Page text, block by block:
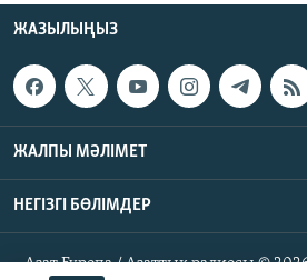
ЖАЗЫЛЫҢЫЗ
ЖАЛПЫ МӘЛІМЕТ
НЕГІЗГІ БӨЛІМДЕР
Азат Еуропа / Азаттық радиосы ©